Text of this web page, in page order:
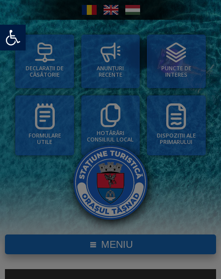
Deschide bara de unelte
DECLARAȚII DE
CĂSĂTORIE
ANUNȚURI
RECENTE
PUNCTE DE
INTERES
FORMULARE
UTILE
HOTĂRÂRI
CONSILIUL LOCAL
DISPOZIȚII ALE
PRIMARULUI
MENIU